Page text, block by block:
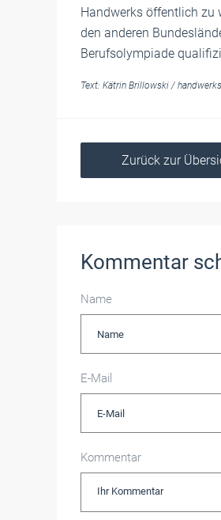
Handwerks öffentlich zu
den anderen
Berufsolympiade
Text: Kätrin Brillowski /
Zurück zur
Kommentar
Name
E-Mail
Kommentar